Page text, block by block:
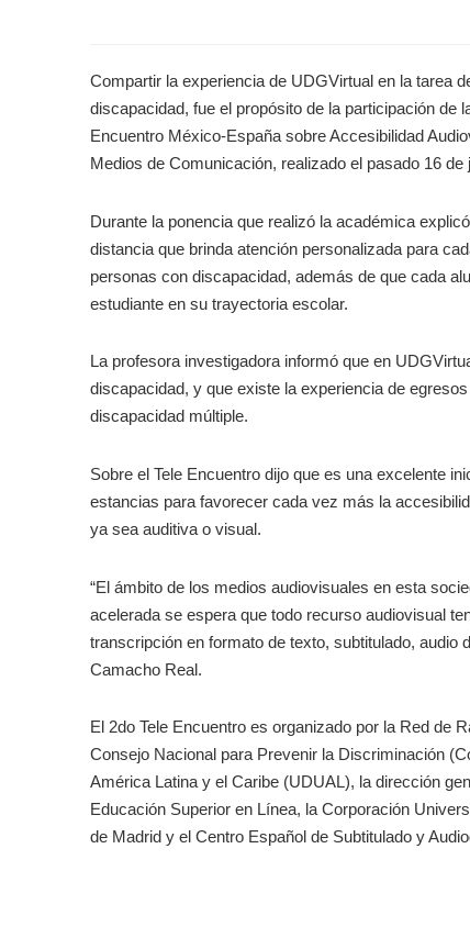
Compartir la experiencia de UDGVirtual en la tarea
discapacidad, fue el propósito de la participación de
Encuentro México-España sobre Accesibilidad
Medios de Comunicación, realizado el pasado 16 de
Durante la ponencia que realizó la académica
distancia que brinda atención personalizada para
personas con discapacidad, además de que cada
estudiante en su trayectoria escolar.
La profesora investigadora informó que en
discapacidad, y que existe la experiencia de
discapacidad múltiple.
Sobre el Tele Encuentro dijo que es una excelente
estancias para favorecer cada vez más la
ya sea auditiva o visual.
“El ámbito de los medios audiovisuales en esta
acelerada se espera que todo recurso audiovisual
transcripción en formato de texto, subtitulado, audio
Camacho Real.
El 2do Tele Encuentro es organizado por la Red de
Consejo Nacional para Prevenir la Discriminación
América Latina y el Caribe (UDUAL), la dirección
Educación Superior en Línea, la Corporación
de Madrid y el Centro Español de Subtitulado y